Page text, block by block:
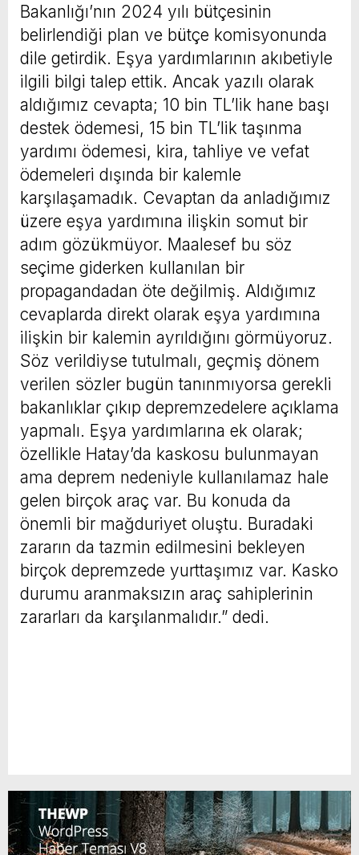
Bakanlığı’nın 2024 yılı bütçesinin
belirlendiği plan ve bütçe komisyonunda
dile getirdik. Eşya yardımlarının akıbetiyle
ilgili bilgi talep ettik. Ancak yazılı olarak
aldığımız cevapta; 10 bin TL’lik hane başı
destek ödemesi, 15 bin TL’lik taşınma
yardımı ödemesi, kira, tahliye ve vefat
ödemeleri dışında bir kalemle
karşılaşamadık. Cevaptan da anladığımız
üzere eşya yardımına ilişkin somut bir
adım gözükmüyor. Maalesef bu söz
seçime giderken kullanılan bir
propagandadan öte değilmiş. Aldığımız
cevaplarda direkt olarak eşya yardımına
ilişkin bir kalemin ayrıldığını görmüyoruz.
Söz verildiyse tutulmalı, geçmiş dönem
verilen sözler bugün tanınmıyorsa gerekli
bakanlıklar çıkıp depremzedelere açıklama
yapmalı. Eşya yardımlarına ek olarak;
özellikle Hatay’da kaskosu bulunmayan
ama deprem nedeniyle kullanılamaz hale
gelen birçok araç var. Bu konuda da
önemli bir mağduriyet oluştu. Buradaki
zararın da tazmin edilmesini bekleyen
birçok depremzede yurttaşımız var. Kasko
durumu aranmaksızın araç sahiplerinin
zararları da karşılanmalıdır.” dedi.